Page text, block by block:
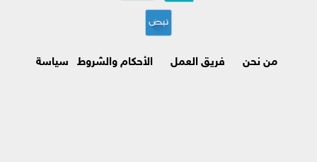
من نحن فريق العمل الأحكام والشروط
سياسة